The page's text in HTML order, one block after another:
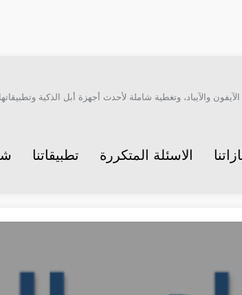
والآيباد، وتغطية شاملة لأحدث أجهزة أبل الذكية
الاسئلة المتكررة تطبيقاتنا